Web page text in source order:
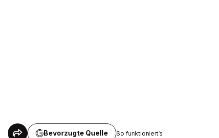
Bevorzugte Quelle So funktioniert’s